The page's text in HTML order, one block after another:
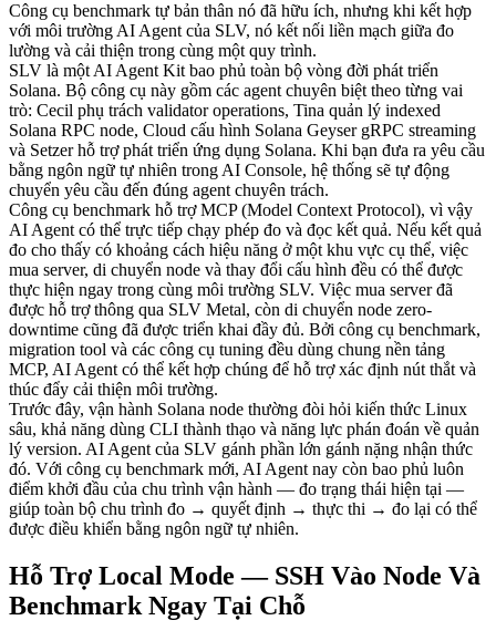
Công cụ benchmark tự bản thân nó đã hữu ích, nhưng khi kết hợp
với môi trường AI Agent của SLV, nó kết nối liền mạch giữa đo
lường và cải thiện trong cùng một quy trình.
SLV là một AI Agent Kit bao phủ toàn bộ vòng đời phát triển
Solana. Bộ công cụ này gồm các agent chuyên biệt theo từng vai
trò: Cecil phụ trách validator operations, Tina quản lý indexed
Solana RPC node, Cloud cấu hình Solana Geyser gRPC streaming
và Setzer hỗ trợ phát triển ứng dụng Solana. Khi bạn đưa ra yêu cầu
bằng ngôn ngữ tự nhiên trong AI Console, hệ thống sẽ tự động
chuyển yêu cầu đến đúng agent chuyên trách.
Công cụ benchmark hỗ trợ MCP (Model Context Protocol), vì vậy
AI Agent có thể trực tiếp chạy phép đo và đọc kết quả. Nếu kết quả
đo cho thấy có khoảng cách hiệu năng ở một khu vực cụ thể, việc
mua server, di chuyển node và thay đổi cấu hình đều có thể được
thực hiện ngay trong cùng môi trường SLV. Việc mua server đã
được hỗ trợ thông qua SLV Metal, còn di chuyển node zero-
downtime cũng đã được triển khai đầy đủ. Bởi công cụ benchmark,
migration tool và các công cụ tuning đều dùng chung nền tảng
MCP, AI Agent có thể kết hợp chúng để hỗ trợ xác định nút thắt và
thúc đẩy cải thiện môi trường.
Trước đây, vận hành Solana node thường đòi hỏi kiến thức Linux
sâu, khả năng dùng CLI thành thạo và năng lực phán đoán về quản
lý version. AI Agent của SLV gánh phần lớn gánh nặng nhận thức
đó. Với công cụ benchmark mới, AI Agent nay còn bao phủ luôn
điểm khởi đầu của chu trình vận hành — đo trạng thái hiện tại —
giúp toàn bộ chu trình đo → quyết định → thực thi → đo lại có thể
được điều khiển bằng ngôn ngữ tự nhiên.
Hỗ Trợ Local Mode — SSH Vào Node Và
Benchmark Ngay Tại Chỗ